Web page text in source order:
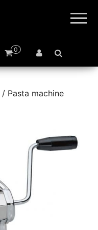
0
/ Pasta machine